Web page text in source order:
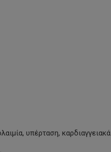
υπέρταση, καρδιαγγειακά